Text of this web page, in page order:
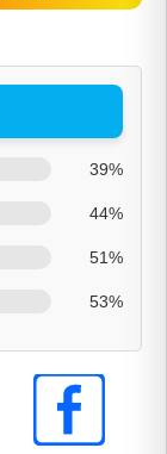
39%
44%
51%
53%